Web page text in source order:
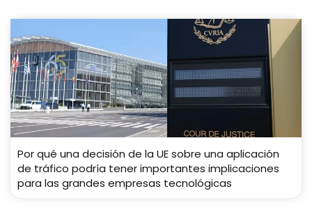
Por qué una decisión de la UE sobre una aplicación
de tráfico podría tener importantes implicaciones
para las grandes empresas tecnológicas